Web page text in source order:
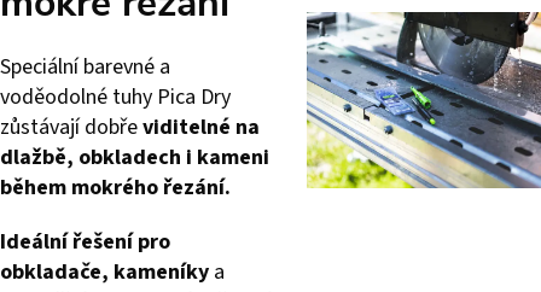
Speciální barevné a
voděodolné tuhy Pica Dry
zůstávají dobřeviditelné na
dlažbě, obkladech i kameni
během mokrého řezání.
Ideální řešení pro
obkladače, kameníky a